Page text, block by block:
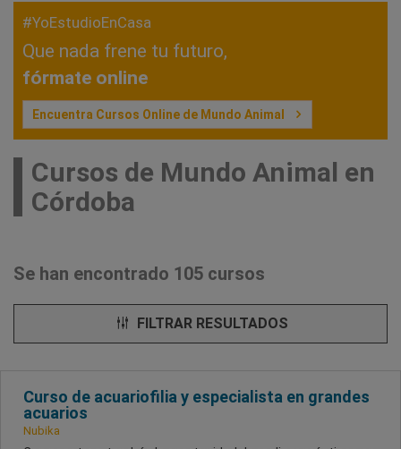
#YoEstudioEnCasa
Que nada frene tu futuro,
fórmate online
Encuentra Cursos Online de Mundo Animal
Cursos de Mundo Animal en
Córdoba
Se han encontrado 105 cursos
FILTRAR RESULTADOS
Curso de acuariofilia y especialista en grandes
acuarios
Nubika